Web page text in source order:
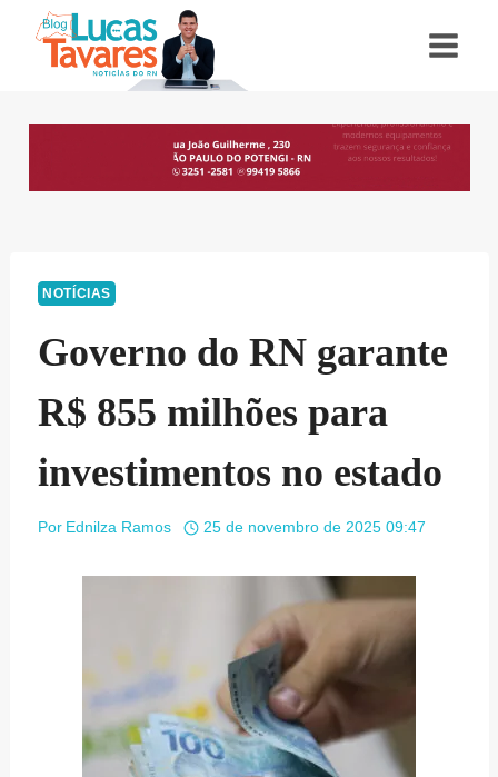
NOTÍCIAS
Governo do RN garante
R$ 855 milhões para
investimentos no estado
Por Ednilza Ramos 25 de novembro de 2025 09:47